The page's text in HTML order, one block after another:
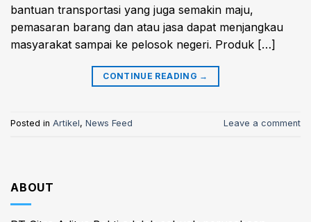
bantuan transportasi yang juga semakin maju,
pemasaran barang dan atau jasa dapat menjangkau
masyarakat sampai ke pelosok negeri. Produk […]
CONTINUE READING →
Posted in Artikel, News Feed Leave a comment
ABOUT